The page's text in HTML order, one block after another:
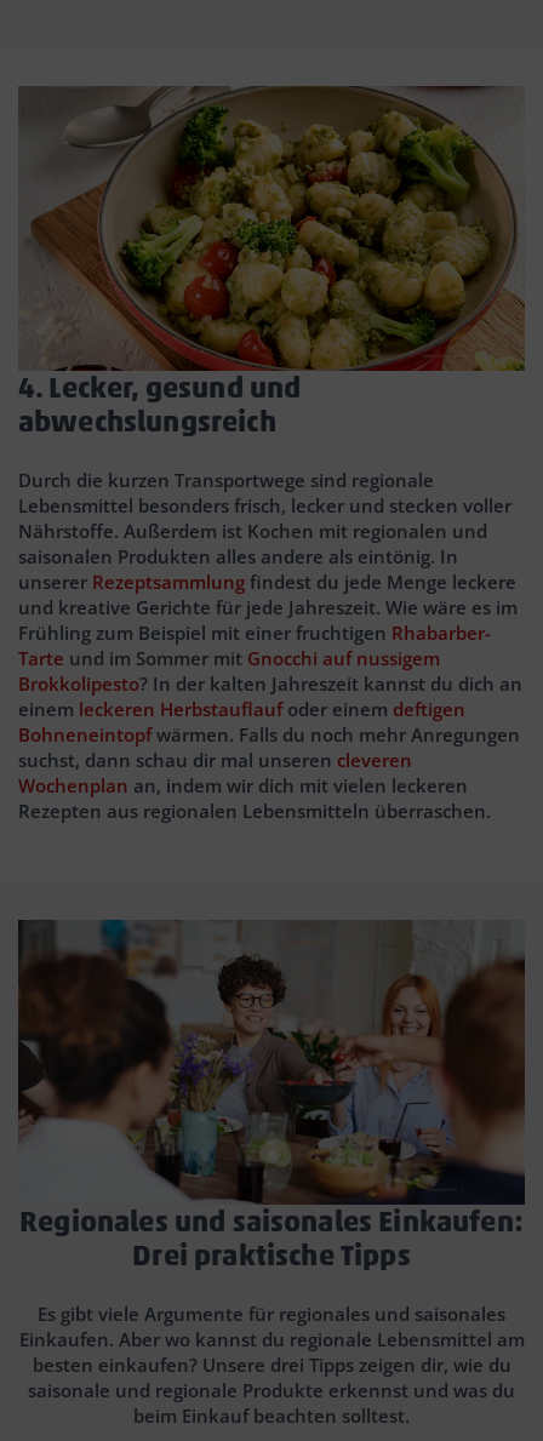
4. Lecker, gesund und
abwechslungsreich
Durch die kurzen Transportwege sind regionale
Lebensmittel besonders frisch, lecker und stecken voller
Nährstoffe. Außerdem ist Kochen mit regionalen und
saisonalen Produkten alles andere als eintönig. In
unserer Rezeptsammlung findest du jede Menge leckere
und kreative Gerichte für jede Jahreszeit. Wie wäre es im
Frühling zum Beispiel mit einer fruchtigen Rhabarber-
Tarte und im Sommer mit Gnocchi auf nussigem
Brokkolipesto? In der kalten Jahreszeit kannst du dich an
einem leckeren Herbstauflaufoder einem deftigen
Bohneneintopfwärmen. Falls du noch mehr Anregungen
suchst, dann schau dir mal unseren cleveren
Wochenplan an, indem wir dich mit vielen leckeren
Rezepten aus regionalen Lebensmitteln überraschen.
Regionales und saisonales Einkaufen:
Drei praktische Tipps
Es gibt viele Argumente für regionales und saisonales
Einkaufen. Aber wo kannst du regionale Lebensmittel am
besten einkaufen? Unsere drei Tipps zeigen dir, wie du
saisonale und regionale Produkte erkennst und was du
beim Einkauf beachten solltest.